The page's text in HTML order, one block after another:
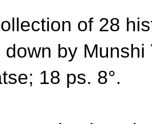
of 28
down by
18 ps. 8°.